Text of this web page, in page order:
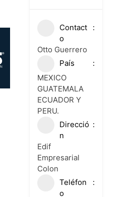
Contact
o
Otto Guerrero
País
MEXICO
GUATEMALA
ECUADOR Y
PERU.
Direcció
n
Edif
Empresarial
Colon
Teléfon
o